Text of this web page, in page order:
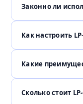
Законно ли
Как настроить
Какие
Сколько стоит